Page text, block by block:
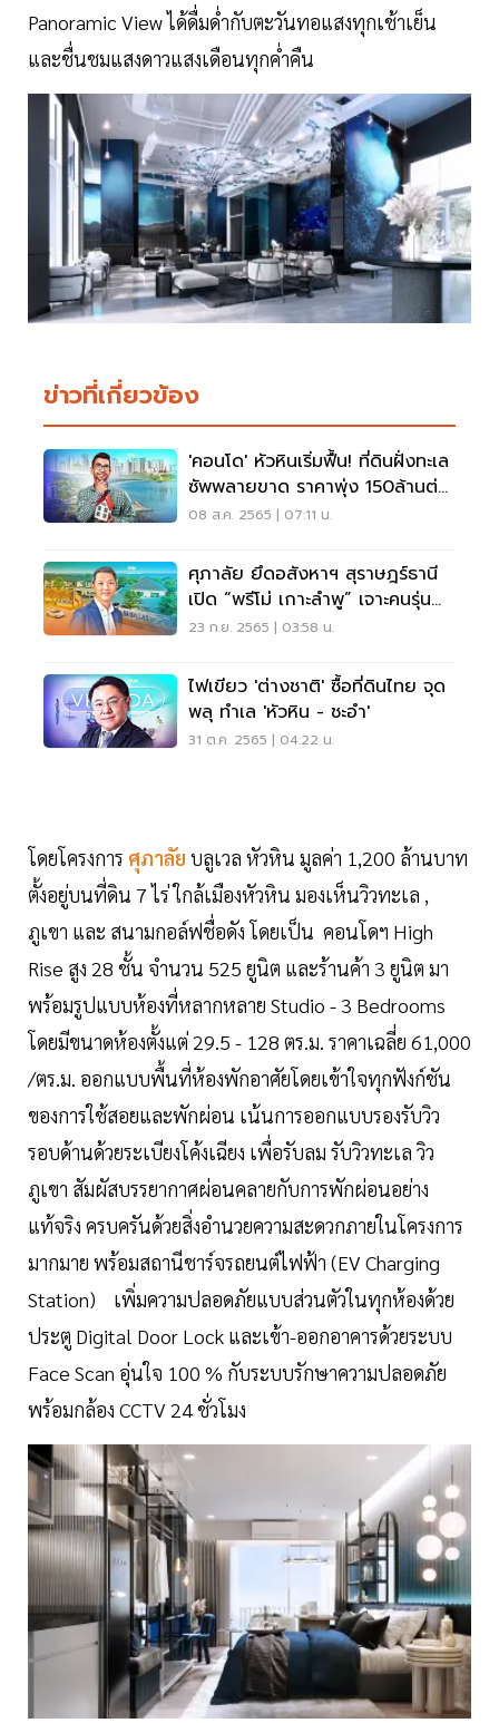
Panoramic View ได้ดื่มด่ำกับตะวันทอแสงทุกเช้าเย็น
และชื่นชมแสงดาวแสงเดือนทุกค่ำคืน
ข่าวที่เกี่ยวข้อง
'คอนโด' หัวหินเริ่มฟื้น! ที่ดินฝั่งทะเล
ซัพพลายขาด ราคาพุ่ง 150ล้านต่อ
ไร่!
08 ส.ค. 2565 | 07:11 น.
ศุภาลัย ยึดอสังหาฯ สุราษฎร์ธานี
เปิด “พรีโม่ เกาะลำพู” เจาะคนรุ่น
ใหม่
23 ก.ย. 2565 | 03:58 น.
ไฟเขียว 'ต่างชาติ' ซื้อที่ดินไทย จุด
พลุ ทำเล 'หัวหิน - ชะอำ'
31 ต.ค. 2565 | 04:22 น.
โดยโครงการ ศุภาลัย บลูเวล หัวหิน มูลค่า 1,200 ล้านบาท
ตั้งอยู่บนที่ดิน 7 ไร่ ใกล้เมืองหัวหิน มองเห็นวิวทะเล ,
ภูเขา และ สนามกอล์ฟชื่อดัง โดยเป็น คอนโดฯ High
Rise สูง 28 ชั้น จำนวน 525 ยูนิต และร้านค้า 3 ยูนิต มา
พร้อมรูปแบบห้องที่หลากหลาย Studio - 3 Bedrooms
โดยมีขนาดห้องตั้งแต่ 29.5 - 128 ตร.ม. ราคาเฉลี่ย 61,000
/ตร.ม. ออกแบบพื้นที่ห้องพักอาศัยโดยเข้าใจทุกฟังก์ชัน
ของการใช้สอยและพักผ่อน เน้นการออกแบบรองรับวิว
รอบด้านด้วยระเบียงโค้งเฉียง เพื่อรับลม รับวิวทะเล วิว
ภูเขา สัมผัสบรรยากาศผ่อนคลายกับการพักผ่อนอย่าง
แท้จริง ครบครันด้วยสิ่งอำนวยความสะดวกภายในโครงการ
มากมาย พร้อมสถานีชาร์จรถยนต์ไฟฟ้า (EV Charging
Station) เพิ่มความปลอดภัยแบบส่วนตัวในทุกห้องด้วย
ประตู Digital Door Lock และเข้า-ออกอาคารด้วยระบบ
Face Scan อุ่นใจ 100 % กับระบบรักษาความปลอดภัย
พร้อมกล้อง CCTV 24 ชั่วโมง